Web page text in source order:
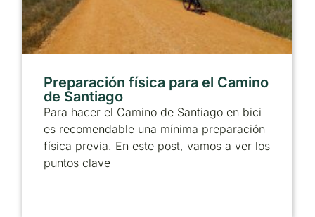
Preparación física para el Camino
de Santiago
Para hacer el Camino de Santiago en bici
es recomendable una mínima preparación
física previa. En este post, vamos a ver los
puntos clave